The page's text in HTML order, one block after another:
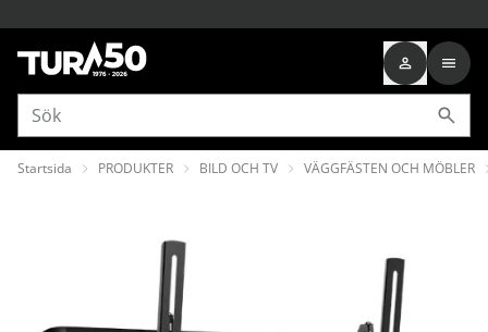
Startsida PRODUKTER BILD OCH TV VÄGGFÄSTEN OCH MÖBLER